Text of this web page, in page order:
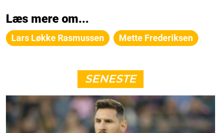
Læs mere om...
Lars Løkke Rasmussen Mette Frederiksen
SENESTE